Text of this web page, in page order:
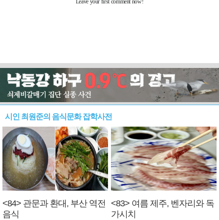
시인 최원준의 음식문화 잡학사전
<84> 관문과 환대, 부산 역전
음식
<83> 여름 제주, 벤자리와 독
가시치